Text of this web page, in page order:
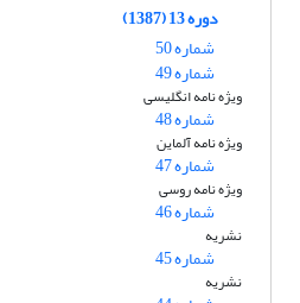
دوره 13 (1387)
شماره 50
شماره 49
ویژه نامه انگلیسی
شماره 48
ویژه نامه آلماین
شماره 47
ویژه نامه روسی
شماره 46
نشریه
شماره 45
نشریه